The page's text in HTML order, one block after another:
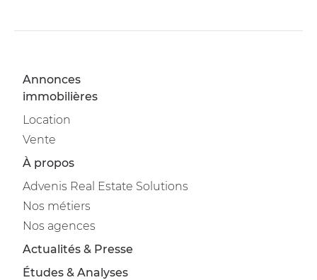
Annonces
immobilières
Location
Vente
À propos
Advenis Real Estate Solutions
Nos métiers
Nos agences
Actualités & Presse
Études & Analyses